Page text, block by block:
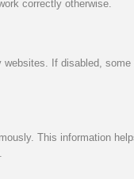
wir eine
der
Sie im
correctly otherwise.
websites. If disabled, some
This information